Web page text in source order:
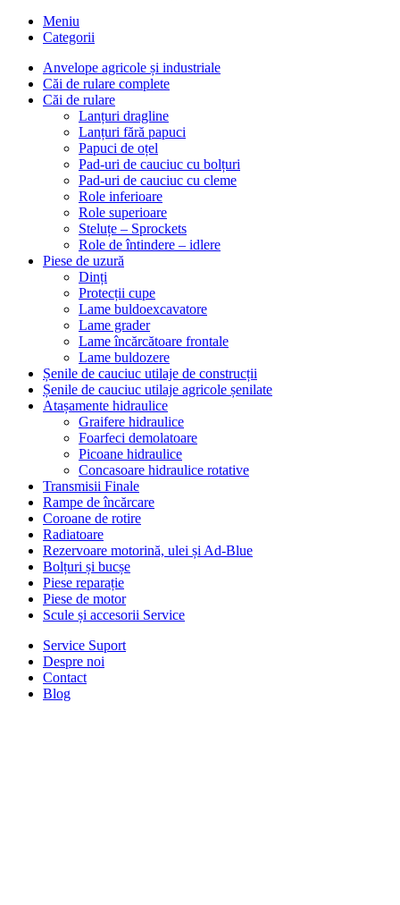
Meniu
Categorii
Anvelope agricole și industriale
Căi de rulare complete
Căi de rulare
Lanțuri dragline
Lanțuri fără papuci
Papuci de oțel
Pad-uri de cauciuc cu bolțuri
Pad-uri de cauciuc cu cleme
Role inferioare
Role superioare
Steluțe – Sprockets
Role de întindere – idlere
Piese de uzură
Dinți
Protecții cupe
Lame buldoexcavatore
Lame grader
Lame încărcătoare frontale
Lame buldozere
Șenile de cauciuc utilaje de construcții
Șenile de cauciuc utilaje agricole șenilate
Atașamente hidraulice
Graifere hidraulice
Foarfeci demolatoare
Picoane hidraulice
Concasoare hidraulice rotative
Transmisii Finale
Rampe de încărcare
Coroane de rotire
Radiatoare
Rezervoare motorină, ulei și Ad-Blue
Bolțuri și bucșe
Piese reparație
Piese de motor
Scule și accesorii Service
Service Suport
Despre noi
Contact
Blog